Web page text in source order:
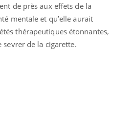
de près aux effets de la
mentale et qu’elle aurait
thérapeutiques étonnantes,
de la cigarette.